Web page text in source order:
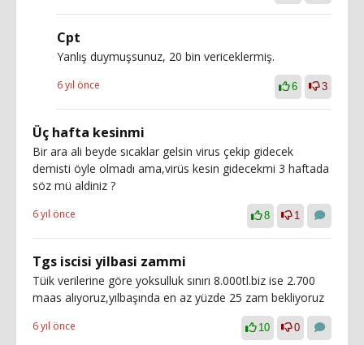
Cpt
Yanlış duymuşsunuz, 20 bin vericeklermiş.
6 yıl önce 6 3
Üç hafta kesinmi
Bir ara ali beyde sıcaklar gelsin virus çekip gidecek
demisti öyle olmadı ama,virüs kesin gidecekmi 3 haftada
söz mü aldiniz ?
6 yıl önce 8 1
Tgs iscisi yilbasi zammi
Tüik verilerine göre yoksulluk sınırı 8.000tl.biz ise 2.700
maas alıyoruz,yılbaşında en az yüzde 25 zam bekliyoruz
6 yıl önce 10 0